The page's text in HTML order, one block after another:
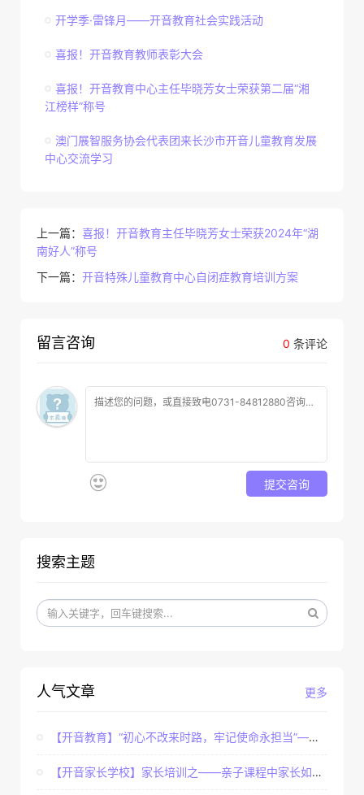
开学季·雷锋月——开音教育社会实践活动
喜报！开音教育教师表彰大会
喜报！开音教育中心主任毕晓芳女士荣获第二届“湘
江榜样”称号
澳门展智服务协会代表团来长沙市开音儿童教育发展
中心交流学习
上一篇： 喜报！开音教育主任毕晓芳女士荣获2024年“湖
南好人”称号
下一篇： 开音特殊儿童教育中心自闭症教育培训方案
0 条评论
留言咨询
提交咨询
搜索主题
更多
人气文章
【开音教育】“初心不改来时路，牢记使命永担当”——...
【开音家长学校】家长培训之——亲子课程中家长如何辅...